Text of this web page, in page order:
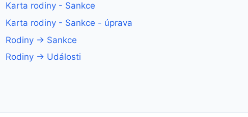
Karta rodiny - Sankce
Karta rodiny - Sankce - úprava
Rodiny → Sankce
Rodiny → Události